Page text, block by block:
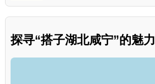
探寻“搭子湖北咸宁”的魅力